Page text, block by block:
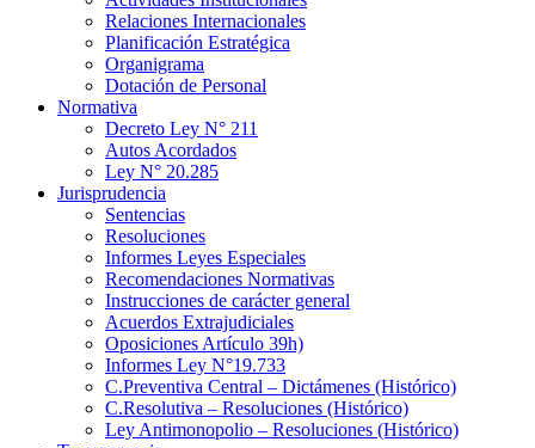
Relaciones Internacionales
Planificación Estratégica
Organigrama
Dotación de Personal
Normativa
Decreto Ley N° 211
Autos Acordados
Ley N° 20.285
Jurisprudencia
Sentencias
Resoluciones
Informes Leyes Especiales
Recomendaciones Normativas
Instrucciones de carácter general
Acuerdos Extrajudiciales
Oposiciones Artículo 39h)
Informes Ley N°19.733
C.Preventiva Central – Dictámenes (Histórico)
C.Resolutiva – Resoluciones (Histórico)
Ley Antimonopolio – Resoluciones (Histórico)